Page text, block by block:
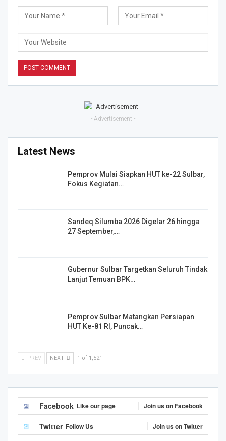
- Advertisement -
Latest News
Pemprov Mulai Siapkan HUT ke-22 Sulbar,
Fokus Kegiatan…
Sandeq Silumba 2026 Digelar 26 hingga
27 September,…
Gubernur Sulbar Targetkan Seluruh Tindak
Lanjut Temuan BPK…
Pemprov Sulbar Matangkan Persiapan
HUT Ke-81 RI, Puncak…
PREV NEXT 1 of 1,521
Facebook Like our page Join us on Facebook
Twitter Follow Us Join us on Twitter